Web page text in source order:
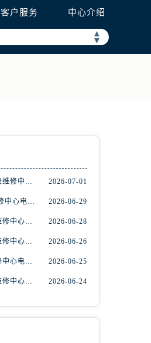
客户服务 中心介绍
▲
▼
上海市亨利慕时手表维修中心电话（提供专业维修服务，确保您的手表焕然一新） 2026-07-01
北京市BRM手表维修中心电话（维修专家24小时在线，服务周到） 2026-06-29
上海市华斯度手表维修中心地址在哪里（寻找可靠维修服务不再难） 2026-06-28
上海市诺美纳手表维修中心地址在哪里（如何轻松找到它） 2026-06-26
北京市依度手表维修中心电话（提供专业维修服务，解决您的手表难题） 2026-06-25
上海市爱其华手表维修中心地址查询（如何轻松找到维修点） 2026-06-24